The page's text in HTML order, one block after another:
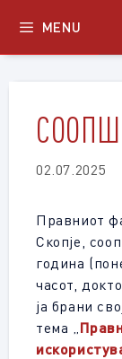
content
MENU
02.07.2025
Правниот
Скопје,
година
часот,
ја брани
тема „